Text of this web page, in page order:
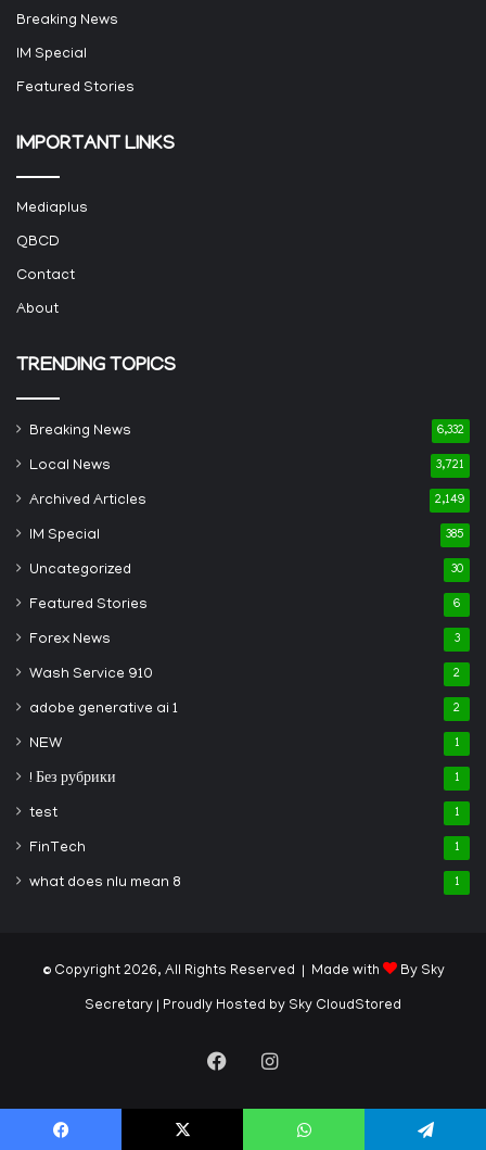
Breaking News
IM Special
Featured Stories
IMPORTANT LINKS
Mediaplus
QBCD
Contact
About
TRENDING TOPICS
Breaking News 6,332
Local News 3,721
Archived Articles 2,149
IM Special 385
Uncategorized 30
Featured Stories 6
Forex News 3
Wash Service 910 2
adobe generative ai 1 2
NEW 1
! Без рубрики 1
test 1
FinTech 1
what does nlu mean 8 1
© Copyright 2026, All Rights Reserved | Made with By Sky
Secretary | Proudly Hosted by Sky CloudStored
FacebookInstagram